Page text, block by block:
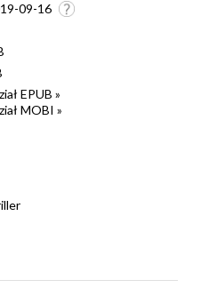
09-16
EPUB »
MOBI »